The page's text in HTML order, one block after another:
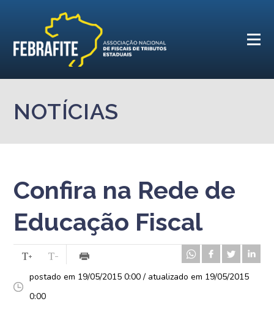
NOTÍCIAS
Confira na Rede de
Educação Fiscal
postado em 19/05/2015 0:00 / atualizado em 19/05/2015
0:00